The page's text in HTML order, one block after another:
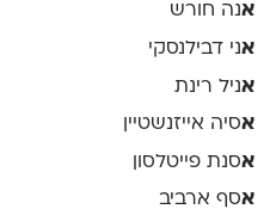
אנה חורש
אני דבילנסקי
אניל רינת
אסיה אייזנשטיין
אסנת פייטלסון
אסף ארביב